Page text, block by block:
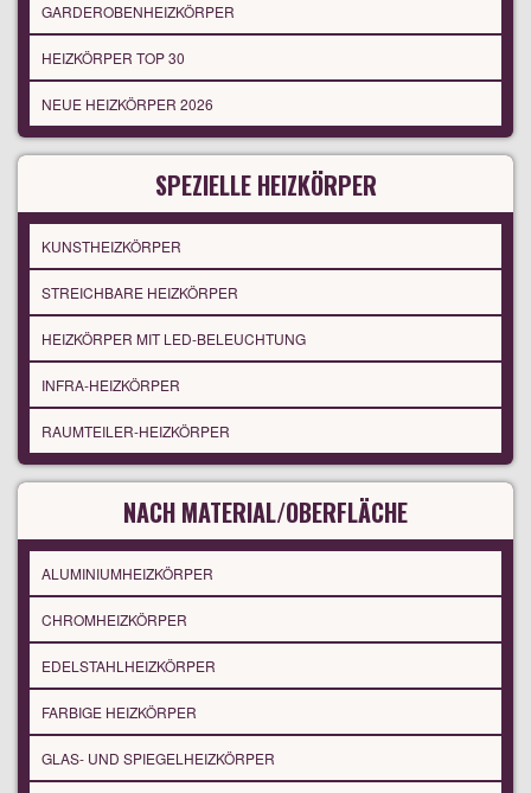
GARDEROBENHEIZKÖRPER
HEIZKÖRPER TOP 30
NEUE HEIZKÖRPER 2026
SPEZIELLE HEIZKÖRPER
KUNSTHEIZKÖRPER
STREICHBARE HEIZKÖRPER
HEIZKÖRPER MIT LED-BELEUCHTUNG
INFRA-HEIZKÖRPER
RAUMTEILER-HEIZKÖRPER
NACH MATERIAL/OBERFLÄCHE
ALUMINIUMHEIZKÖRPER
CHROMHEIZKÖRPER
EDELSTAHLHEIZKÖRPER
FARBIGE HEIZKÖRPER
GLAS- UND SPIEGELHEIZKÖRPER